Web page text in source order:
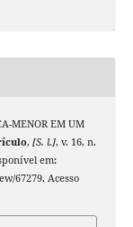
MENOR EM UM
, [S. l.], v. 16, n.
em:
67279. Acesso